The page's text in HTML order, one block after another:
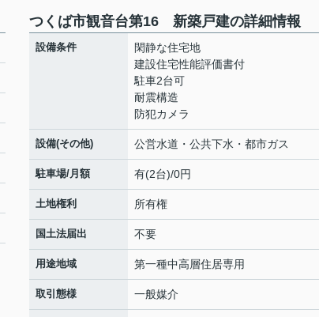
つくば市観音台第16 新築戸建の詳細情報
設備条件
閑静な住宅地
建設住宅性能評価書付
駐車2台可
耐震構造
防犯カメラ
設備(その他) 公営水道・公共下水・都市ガス
駐車場/月額 有(2台)/0円
土地権利 所有権
国土法届出 不要
用途地域 第一種中高層住居専用
取引態様 一般媒介